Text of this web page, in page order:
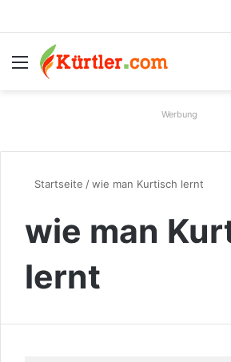
Menü
Werbung
Startseite /wie man Kurtisch lernt
wie man
lernt